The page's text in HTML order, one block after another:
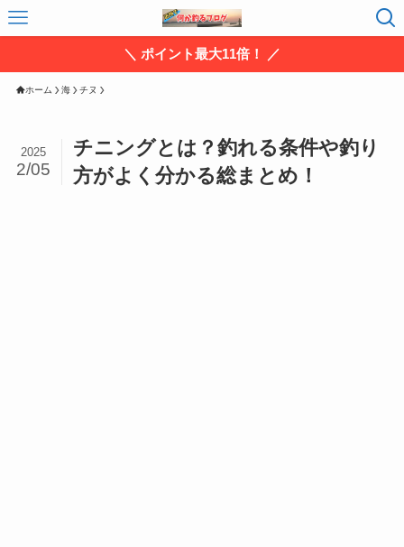
＼ ポイント最大11倍！ ／
ホーム 海 チヌ
チニングとは？釣れる条件や釣り
方がよく分かる総まとめ！
2025
2/05